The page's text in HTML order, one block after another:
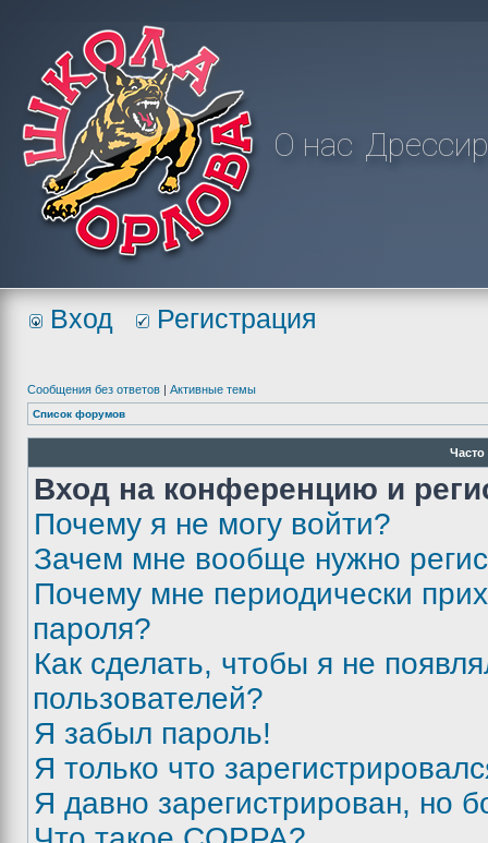
О нас
Вход Регистрация
Сообщения без ответов | Активные темы
Список форумов
Вход на конференцию и
Почему я не могу войти?
Зачем мне вообще нужно
Почему мне периодически
пароля?
Как сделать, чтобы я не
пользователей?
Я забыл пароль!
Я только что
Я давно зарегистрирован, но